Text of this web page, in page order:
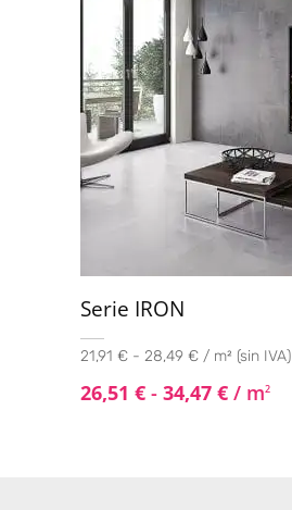
Serie IRON
21,91 € - 28,49 € / m² (sin IVA)
26,51 € - 34,47 € / m2